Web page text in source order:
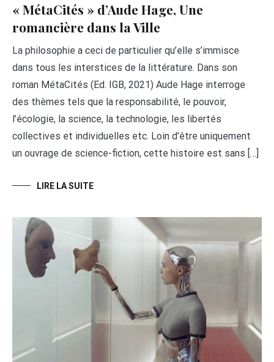
« MétaCités » d’Aude Hage, Une
romancière dans la Ville
La philosophie a ceci de particulier qu’elle s’immisce
dans tous les interstices de la littérature. Dans son
roman MétaCités (Ed. IGB, 2021) Aude Hage interroge
des thèmes tels que la responsabilité, le pouvoir,
l’écologie, la science, la technologie, les libertés
collectives et individuelles etc. Loin d’être uniquement
un ouvrage de science-fiction, cette histoire est sans […]
LIRE LA SUITE